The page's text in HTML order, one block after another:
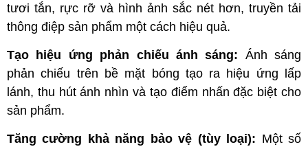
tươi tắn, rực rỡ và hình ảnh sắc nét hơn, truyền tải
thông điệp sản phẩm một cách hiệu quả.
Tạo hiệu ứng phản chiếu ánh sáng: Ánh sáng
phản chiếu trên bề mặt bóng tạo ra hiệu ứng lấp
lánh, thu hút ánh nhìn và tạo điểm nhấn đặc biệt cho
sản phẩm.
Tăng cường khả năng bảo vệ (tùy loại): Một số